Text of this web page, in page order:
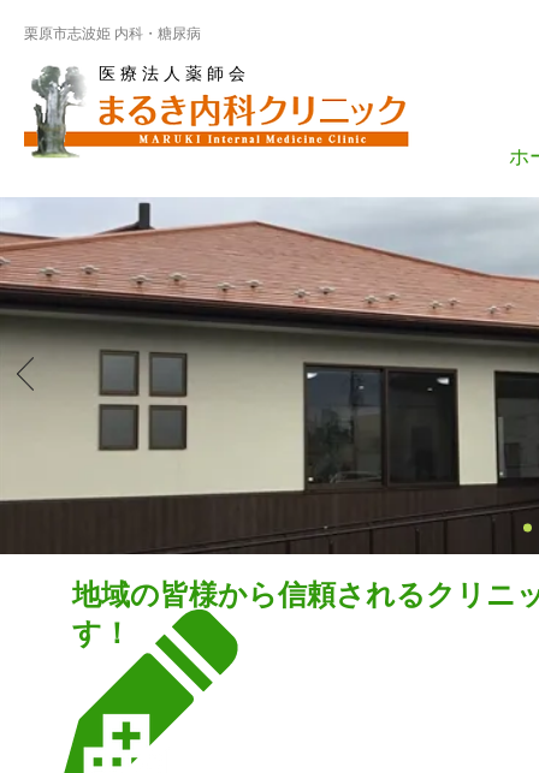
栗原市志波姫 内科・糖尿病
医 療 法 人 薬 師 会
ホ
地域の皆様から信頼されるクリニ
す！